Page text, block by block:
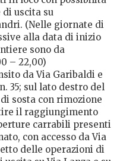
di uscita su
(Nelle giornate di
alla data di inizio
sono da
– 22,00)
da Via Garibaldi e
35; sul lato destro del
sosta con rimozione
il raggiungimento
carrabili presenti
con accesso da Via
delle operazioni di